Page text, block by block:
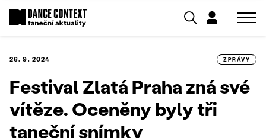
26. 9. 2024 ZPRÁVY
Festival Zlatá Praha zná své
vítěze. Oceněny byly tři
taneční snímky